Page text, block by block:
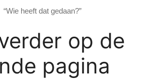
“Wie heeft dat gedaan?”
op de
pagina